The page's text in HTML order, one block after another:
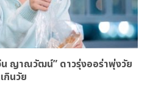
น ญาณวัฒน์” ดาวรุ่งออร่าพุ่งวัย
กินวัย